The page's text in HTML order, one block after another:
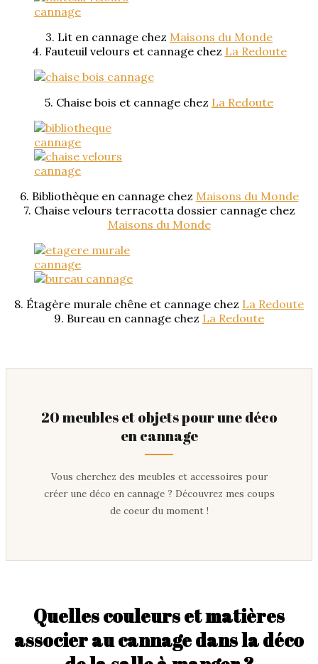
3. Lit en cannage chez Maisons du Monde
4. Fauteuil velours et cannage chez La Redoute
5. Chaise bois et cannage chez La Redoute
6. Bibliothèque en cannage chez Maisons du Monde
7. Chaise velours terracotta dossier cannage chez
Maisons du Monde
8. Étagère murale chêne et cannage chez La Redoute
9. Bureau en cannage chez La Redoute
20 meubles et objets pour une déco
en cannage
Vous cherchez des meubles et accessoires pour
créer une déco en cannage ? Découvrez mes coups
de coeur du moment !
Quelles couleurs et matières
associer au cannage dans la déco